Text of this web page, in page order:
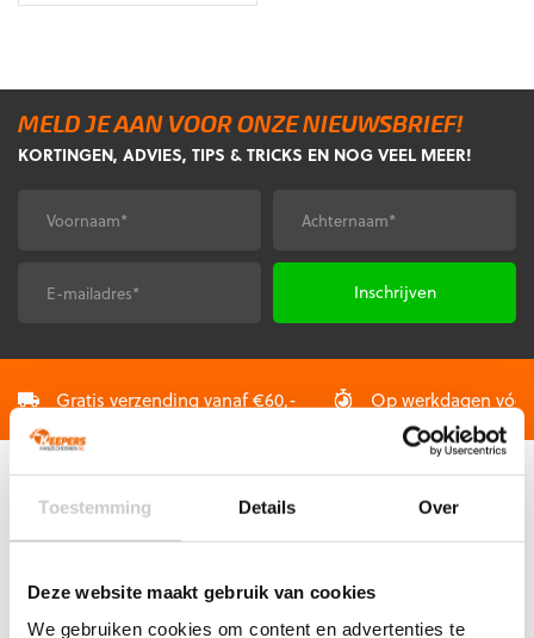
Toestemming Details Over
Deze website maakt gebruik van cookies
We gebruiken cookies om content en advertenties te
was: is:
variaties.
Deze
optie
worden
productpagina
MELD JE AAN VOOR ONZE NIEUWSBRIEF!
KORTINGEN, ADVIES, TIPS & TRICKS EN NOG VEEL MEER!
Voornaam* Achternaam*
Gratis verzending vanaf €60,- Op werkdagen
KLANTENSERVICE
Mijn account
Mijn bestelling